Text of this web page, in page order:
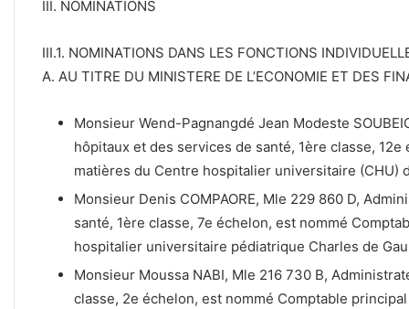
III. NOMINATIONS
III.1. NOMINATIONS DANS LES FONCTIONS
A. AU TITRE DU MINISTERE DE L’ECONOMIE ET DES
Monsieur Wend-Pagnangdé Jean Modeste
hôpitaux et des services de santé, 1ère classe,
matières du Centre hospitalier universitaire (CHU)
Monsieur Denis COMPAORE, Mle 229 860 D,
santé, 1ère classe, 7e échelon, est nommé
hospitalier universitaire pédiatrique Charles de
Monsieur Moussa NABI, Mle 216 730 B,
classe, 2e échelon, est nommé Comptable